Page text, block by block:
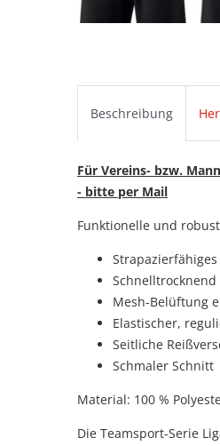
Beschreibung
Für Vereins- bzw.
- bitte per Mail
Funktionelle und
Mesh-Belüftung
Elastischer,
Seitliche
Schmaler Schnitt
Material: 100 %
Die Teamsport-Serie